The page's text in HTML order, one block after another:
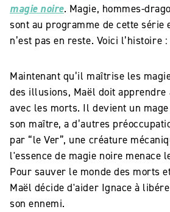
magie noire. Magie, hommes-
sont au programme de cette série
n’est pas en reste. Voici l’histoire :
Maintenant qu’il maîtrise les
des illusions, Maël doit apprendre
avec les morts. Il devient un
son maître, a d’autres
par “le Ver”, une créature
l'essence de magie noire menace
Pour sauver le monde des morts
Maël décide d'aider Ignace à
son ennemi.